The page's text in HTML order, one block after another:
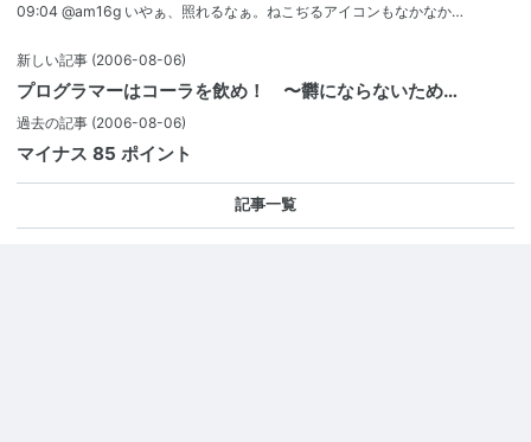
09:04 @am16g いやぁ、照れるなぁ。ねこぢるアイコンもなかなか…
新しい記事 (2006-08-06)
プログラマーはコーラを飲め！ 〜欝にならないため…
過去の記事 (2006-08-06)
マイナス 85 ポイント
記事一覧